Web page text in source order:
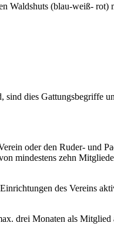
Waldshuts (blau-weiß-
dies Gattungsbegriffe
oder den Ruder- und
mindestens zehn
des Vereins
drei Monaten als Mitglied